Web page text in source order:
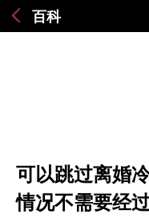
百科
可以跳过离婚
情况不需要经